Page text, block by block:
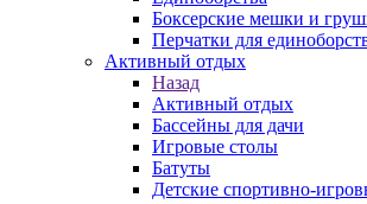
Боксерские мешки и
Перчатки для
Активный отдых
Назад
Активный отдых
Бассейны для дачи
Игровые столы
Батуты
Детские спортивно-